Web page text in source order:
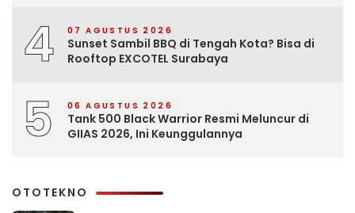
4 07 AGUSTUS 2026
Sunset Sambil BBQ di Tengah Kota? Bisa di
Rooftop EXCOTEL Surabaya
5 06 AGUSTUS 2026
Tank 500 Black Warrior Resmi Meluncur di
GIIAS 2026, Ini Keunggulannya
OTOTEKNO